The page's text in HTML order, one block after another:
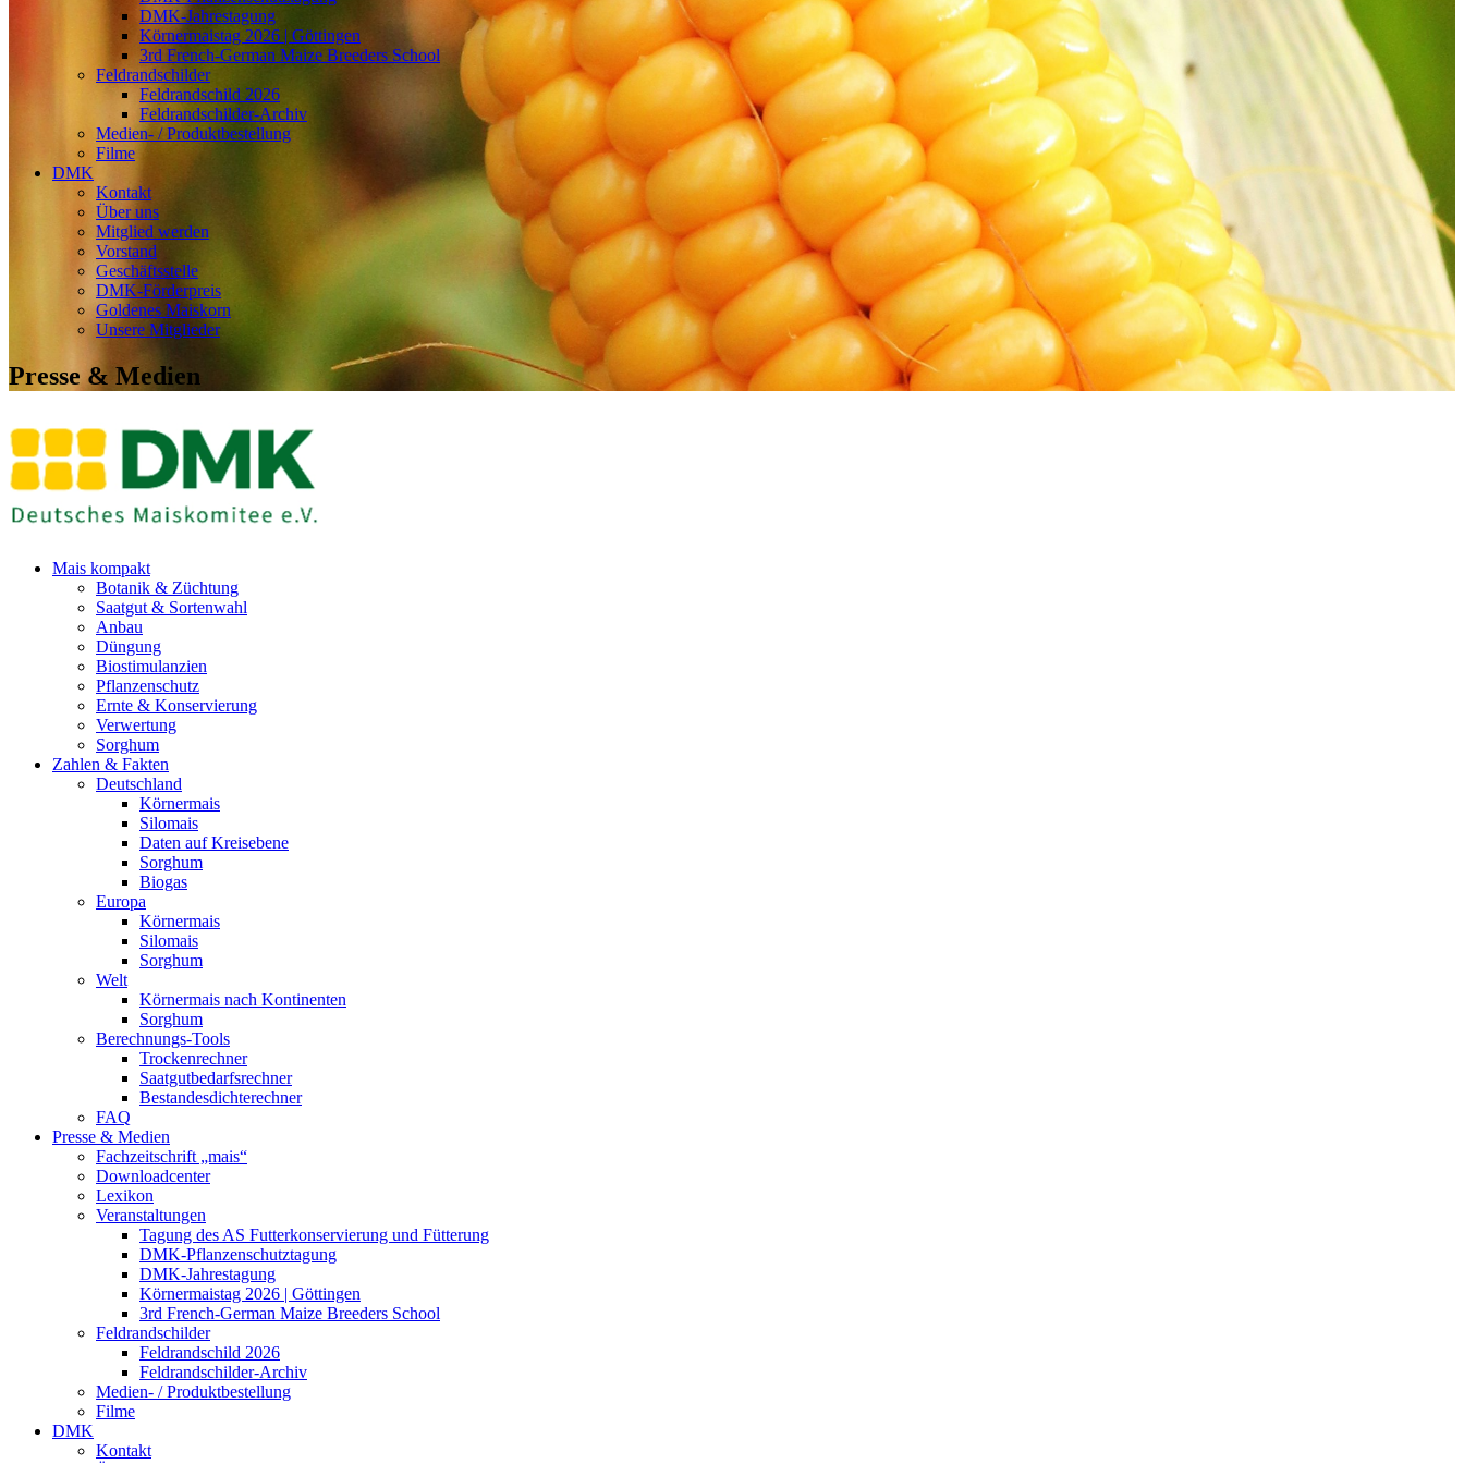
DMK-Jahrestagung
Körnermaistag 2026 | Göttingen
3rd French-German Maize Breeders School
Feldrandschilder
Feldrandschild 2026
Feldrandschilder-Archiv
Medien- / Produktbestellung
Filme
DMK
Kontakt
Über uns
Mitglied werden
Vorstand
Geschäftsstelle
DMK-Förderpreis
Goldenes Maiskorn
Unsere Mitglieder
Presse & Medien
Mais kompakt
Botanik & Züchtung
Saatgut & Sortenwahl
Anbau
Düngung
Biostimulanzien
Pflanzenschutz
Ernte & Konservierung
Verwertung
Sorghum
Zahlen & Fakten
Deutschland
Körnermais
Silomais
Daten auf Kreisebene
Sorghum
Biogas
Europa
Körnermais
Silomais
Sorghum
Welt
Körnermais nach Kontinenten
Sorghum
Berechnungs-Tools
Trockenrechner
Saatgutbedarfsrechner
Bestandesdichterechner
FAQ
Presse & Medien
Fachzeitschrift „mais“
Downloadcenter
Lexikon
Veranstaltungen
Tagung des AS Futterkonservierung und Fütterung
DMK-Pflanzenschutztagung
DMK-Jahrestagung
Körnermaistag 2026 | Göttingen
3rd French-German Maize Breeders School
Feldrandschilder
Feldrandschild 2026
Feldrandschilder-Archiv
Medien- / Produktbestellung
Filme
DMK
Kontakt